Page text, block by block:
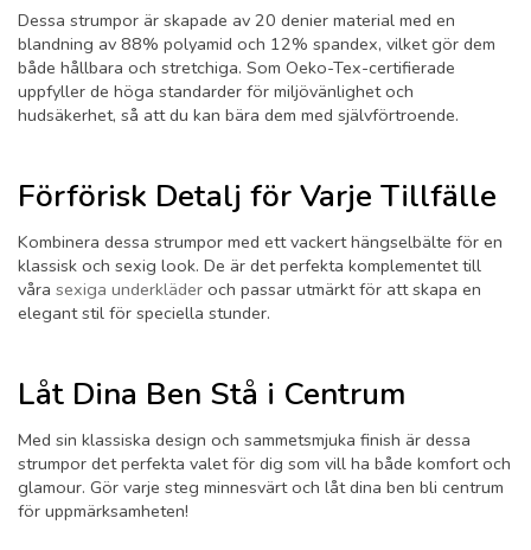
Dessa strumpor är skapade av 20 denier material med en
blandning av 88% polyamid och 12% spandex, vilket gör dem
både hållbara och stretchiga. Som Oeko-Tex-certifierade
uppfyller de höga standarder för miljövänlighet och
hudsäkerhet, så att du kan bära dem med självförtroende.
Förförisk Detalj för Varje Tillfälle
Kombinera dessa strumpor med ett vackert hängselbälte för en
klassisk och sexig look. De är det perfekta komplementet till
våra sexiga underkläder och passar utmärkt för att skapa en
elegant stil för speciella stunder.
Låt Dina Ben Stå i Centrum
Med sin klassiska design och sammetsmjuka finish är dessa
strumpor det perfekta valet för dig som vill ha både komfort och
glamour. Gör varje steg minnesvärt och låt dina ben bli centrum
för uppmärksamheten!